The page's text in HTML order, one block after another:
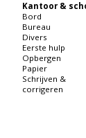
Kantoor &
Bord
Bureau
Divers
Eerste hulp
Opbergen
Papier
Schrijven &
corrigeren